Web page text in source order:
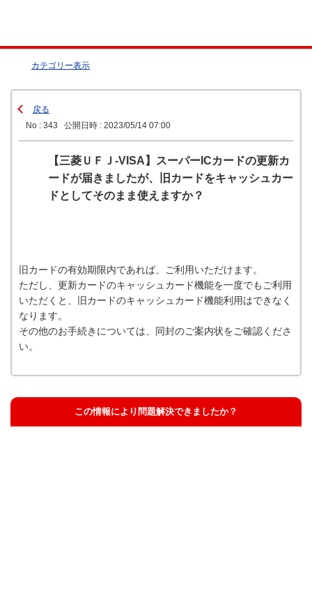
カテゴリー表示
戻る
No : 343
公開日時 : 2023/05/14 07:00
【三菱ＵＦＪ-VISA】スーパーICカードの更新カ
ードが届きましたが、旧カードをキャッシュカー
ドとしてそのまま使えますか？
旧カードの有効期限内であれば、ご利用いただけます。
ただし、更新カードのキャッシュカード機能を一度でもご利用
いただくと、旧カードのキャッシュカード機能利用はできなく
なります。
その他のお手続きについては、同封のご案内状をご確認くださ
い。
この情報により問題解決できましたか？